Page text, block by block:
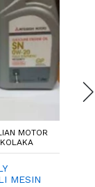
MOTOR
MESIN